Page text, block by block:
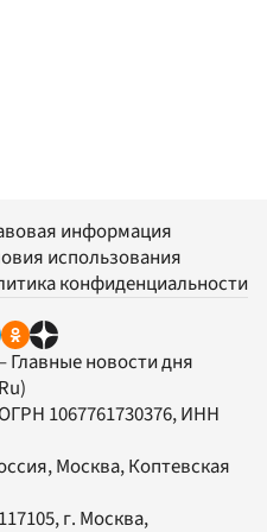
информация
использования
конфиденциальности
Главные новости дня
1067761730376, ИНН
Москва, Коптевская
117105, г. Москва,